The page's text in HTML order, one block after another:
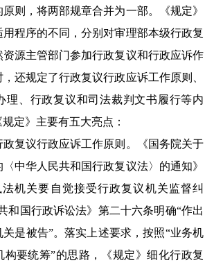
则，将两部规章合并为一部。《规定》
程序的不同，分别对审理部本级行政复
源主管部门参加行政复议和行政应诉作
还规定了行政复议行政应诉工作原则、
理、行政复议和司法裁判文书履行等内
定》主要有五大亮点：
议行政应诉工作原则。《国务院关于
中华人民共和国行政复议法〉的通知》
机关要自觉接受行政复议机关监督纠
和国行政诉讼法》第二十六条明确“作出
是被告”。落实上述要求，按照“业务机
构要统筹”的思路，《规定》细化行政复